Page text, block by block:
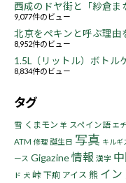
西成のドヤ街と「紗倉ま
9,077件のビュー
北京をペキンと呼ぶ理由
8,952件のビュー
1.5L（リットル）ボトル
8,834件のビュー
タグ
雪 くまモン 羊 スペイン語 エ
ATM 修理 誕生日 写真 キルギ
ース Gigazine情報 漢字
ド 犬 峠 下痢 アイス 熊 イン